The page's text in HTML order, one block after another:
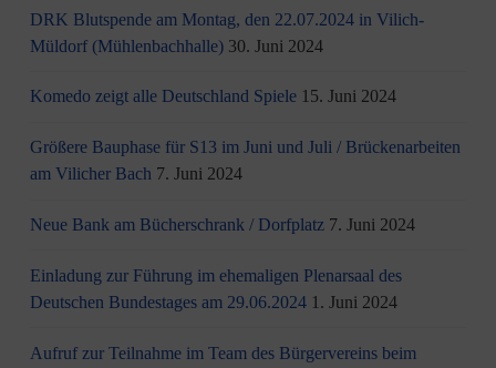
DRK Blutspende am Montag, den 22.07.2024 in Vilich-
Müldorf (Mühlenbachhalle) 30. Juni 2024
Komedo zeigt alle Deutschland Spiele 15. Juni 2024
Größere Bauphase für S13 im Juni und Juli / Brü­cken­ar­bei­ten
am Vi­li­cher Bach 7. Juni 2024
Neue Bank am Bücherschrank / Dorfplatz 7. Juni 2024
Einladung zur Führung im ehemaligen Plenarsaal des
Deutschen Bundestages am 29.06.2024 1. Juni 2024
Aufruf zur Teilnahme im Team des Bürgervereins beim